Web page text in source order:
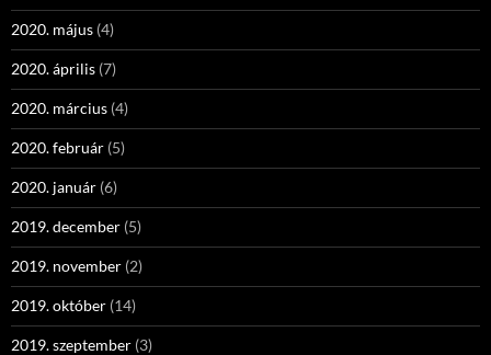
2020. május (4)
2020. április (7)
2020. március (4)
2020. február (5)
2020. január (6)
2019. december (5)
2019. november (2)
2019. október (14)
2019. szeptember (3)